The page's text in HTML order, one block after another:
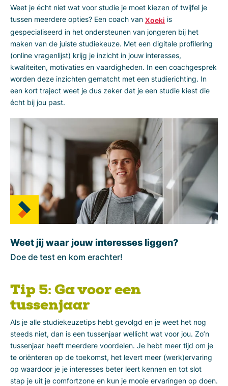
Weet je écht niet wat voor studie je moet kiezen of twijfel je
tussen meerdere opties? Een coach van Xoeki is
gespecialiseerd in het ondersteunen van jongeren bij het
maken van de juiste studiekeuze. Met een digitale profilering
(online vragenlijst) krijg je inzicht in jouw interesses,
kwaliteiten, motivaties en vaardigheden. In een coachgesprek
worden deze inzichten gematcht met een studierichting. In
een kort traject weet je dus zeker dat je een studie kiest die
écht bij jou past.
Weet jij waar jouw interesses liggen?
Doe de test en kom erachter!
Tip 5: Ga voor een
tussenjaar
Als je alle studiekeuzetips hebt gevolgd en je weet het nog
steeds niet, dan is een tussenjaar wellicht wat voor jou. Zo’n
tussenjaar heeft meerdere voordelen. Je hebt meer tijd om je
te oriënteren op de toekomst, het levert meer (werk)ervaring
op waardoor je je interesses beter leert kennen en tot slot
stap je uit je comfortzone en kun je mooie ervaringen op doen.